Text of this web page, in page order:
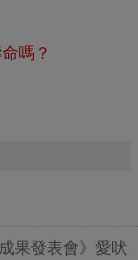
嗎？
果發表會》愛吠